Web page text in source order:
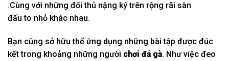
.Cùng với những đối thủ nặng ký trên rộng rãi sàn
đấuto nhỏ khác nhau.
Bạn cũng sở hữu thể ứng dụng những bài tập được đúc
kếttrong khoảng những người chơi đá gà. Như việc đeo